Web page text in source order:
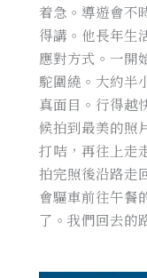
着急。導遊會不
得講。他長年生
應對方式。一開
駝圍繞。大約半
真面目。行得越
候拍到最美的照
打咭，再往上走
拍完照後沿路走
會驅車前往午餐
了。我們回去的